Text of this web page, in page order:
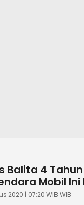
Balita 4
Mobil
2020 | 07:20 WIB WIB